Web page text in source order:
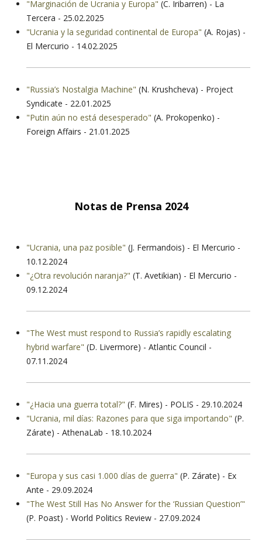
"Marginación de Ucrania y Europa" (C. Iribarren) - La
Tercera - 25.02.2025
"Ucrania y la seguridad continental de Europa" (A. Rojas) -
El Mercurio - 14.02.2025
"Russia’s Nostalgia Machine" (N. Krushcheva) - Project
Syndicate - 22.01.2025
"Putin aún no está desesperado" (A. Prokopenko) -
Foreign Affairs - 21.01.2025
Notas de Prensa 2024
"Ucrania, una paz posible" (J. Fermandois) - El Mercurio -
10.12.2024
"¿Otra revolución naranja?" (T. Avetikian) - El Mercurio -
09.12.2024
"The West must respond to Russia’s rapidly escalating
hybrid warfare" (D. Livermore) - Atlantic Council -
07.11.2024
"¿Hacia una guerra total?" (F. Mires) - POLIS - 29.10.2024
"Ucrania, mil días: Razones para que siga importando" (P.
Zárate) - AthenaLab - 18.10.2024
"Europa y sus casi 1.000 días de guerra" (P. Zárate) - Ex
Ante - 29.09.2024
"The West Still Has No Answer for the ‘Russian Question’"
(P. Poast) - World Politics Review - 27.09.2024